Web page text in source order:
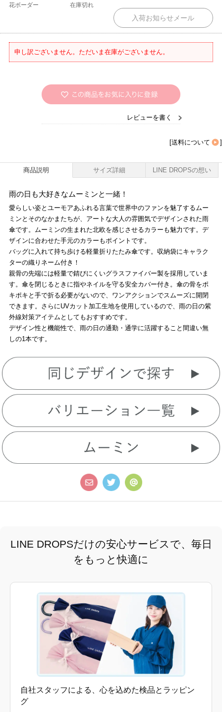
花ボーダー 在庫切れ
申し訳ございません。ただいま在庫がございません。
レビューを書く
[送料について ]
商品説明 サイズ詳細 LINE DROPSの想い
雨の日も大好きなムーミンと一緒！
愛らしい姿とユーモアあふれる言葉で世界中のファンを魅了するムー
ミンとそのなかまたちが、アートな大人の雰囲気でデザインされた雨
傘です。ムーミンの生まれた北欧を感じさせるカラーも魅力です。デ
ザインに合わせた手元のカラーもポイントです。
バッグに入れて持ち歩ける軽量折りたたみ傘です。収納袋にキャラク
ターの織りネーム付き！
親骨の先端には軽量で錆びにくいグラスファイバー製を採用していま
す。傘を閉じるときに指やネイルを守る安全カバー付き。傘の骨をポ
キポキと手で折る必要がないので、ワンアクションでスムーズに開閉
できます。さらにUVカット加工生地を使用しているので、雨の日の紫
外線対策アイテムとしてもおすすめです。
デザイン性と機能性で、雨の日の通勤・通学に活躍すること間違い無
しの1本です。
LINE DROPSだけの安心サービスで、毎日
をもっと快適に
自社スタッフによる、心を込めた検品とラッピン
グ